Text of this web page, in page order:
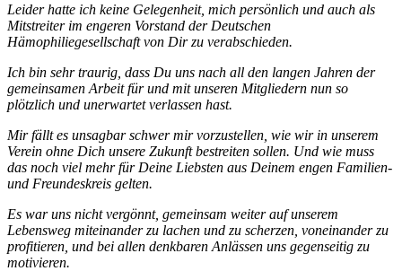
Leider hatte ich keine Gelegenheit, mich persönlich und auch als
Mitstreiter im engeren Vorstand der Deutschen
Hämophiliegesellschaft von Dir zu verabschieden.
Ich bin sehr traurig, dass Du uns nach all den langen Jahren der
gemeinsamen Arbeit für und mit unseren Mitgliedern nun so
plötzlich und unerwartet verlassen hast.
Mir fällt es unsagbar schwer mir vorzustellen, wie wir in unserem
Verein ohne Dich unsere Zukunft bestreiten sollen. Und wie muss
das noch viel mehr für Deine Liebsten aus Deinem engen Familien-
und Freundeskreis gelten.
Es war uns nicht vergönnt, gemeinsam weiter auf unserem
Lebensweg miteinander zu lachen und zu scherzen, voneinander zu
profitieren, und bei allen denkbaren Anlässen uns gegenseitig zu
motivieren.